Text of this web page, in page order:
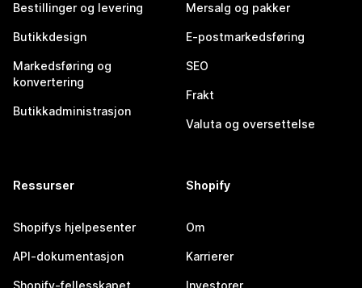
Bestillinger og levering
Butikkdesign
Markedsføring og
konvertering
Butikkadministrasjon
Mersalg og pakker
E-postmarkedsføring
SEO
Frakt
Valuta og oversettelse
Ressurser
Shopifys hjelpesenter
API-dokumentasjon
Shopify-fellesskapet
Shopify
Om
Karrierer
Investorer